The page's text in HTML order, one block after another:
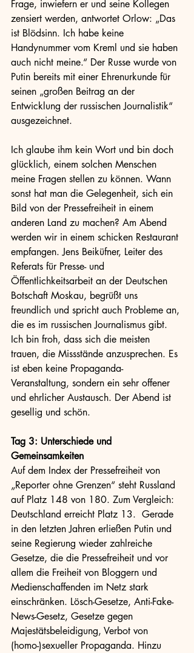
Frage, inwiefern er und seine Kollegen
zensiert werden, antwortet Orlow: „Das
ist Blödsinn. Ich habe keine
Handynummer vom Kreml und sie haben
auch nicht meine.“ Der Russe wurde von
Putin bereits mit einer Ehrenurkunde für
seinen „großen Beitrag an der
Entwicklung der russischen Journalistik“
ausgezeichnet.
Ich glaube ihm kein Wort und bin doch
glücklich, einem solchen Menschen
meine Fragen stellen zu können. Wann
sonst hat man die Gelegenheit, sich ein
Bild von der Pressefreiheit in einem
anderen Land zu machen? Am Abend
werden wir in einem schicken Restaurant
empfangen. Jens Beiküfner, Leiter des
Referats für Presse- und
Öffentlichkeitsarbeit an der Deutschen
Botschaft Moskau, begrüßt uns
freundlich und spricht auch Probleme an,
die es im russischen Journalismus gibt.
Ich bin froh, dass sich die meisten
trauen, die Missstände anzusprechen. Es
ist eben keine Propaganda-
Veranstaltung, sondern ein sehr offener
und ehrlicher Austausch. Der Abend ist
gesellig und schön.
Tag 3: Unterschiede und
Gemeinsamkeiten
Auf dem Index der Pressefreiheit von
„Reporter ohne Grenzen“ steht Russland
auf Platz 148 von 180. Zum Vergleich:
Deutschland erreicht Platz 13.  Gerade
in den letzten Jahren erließen Putin und
seine Regierung wieder zahlreiche
Gesetze, die die Pressefreiheit und vor
allem die Freiheit von Bloggern und
Medienschaffenden im Netz stark
einschränken. Lösch-Gesetze, Anti-Fake-
News-Gesetz, Gesetze gegen
Majestätsbeleidigung, Verbot von
(homo-)sexueller Propaganda. Hinzu